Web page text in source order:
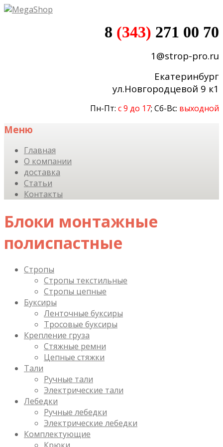
8 (343) 271 00 70
1@strop-pro.ru
Екатеринбург
ул.Новгородцевой 9 к1
Пн-Пт: с 9 до 17; Сб-Вс: выходной
Меню
Skip
content
Главная
О компании
доставка
Статьи
Контакты
Блоки монтажные
полиспастные
Стропы
Стропы текстильные
Стропы цепные
Буксиры
Ленточные буксиры
Тросовые буксиры
Крепление груза
Стяжные ремни
Цепные стяжки
Тали
Ручные тали
Электрические тали
Лебедки
Ручные лебедки
Электрические лебедки
Комплектующие